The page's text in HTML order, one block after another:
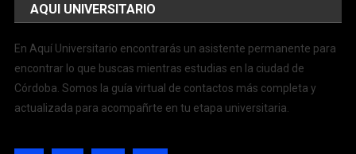
AQUI UNIVERSITARIO
En Aquí Universitario encontrarás un asistente permanente para
encontrar lo que buscas mientras estudias en la ciudad de
Córdoba. Somos la guía virtual de contactos más completa y
actualizada para acompañrte en tu etapa universitaria.